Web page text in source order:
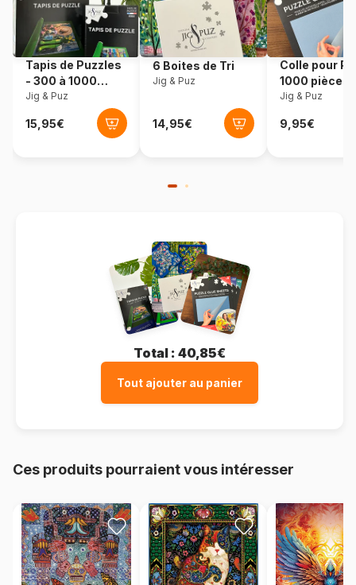
Nombre de pièces 1000 pièces
Dimensions 68 x 48 cm
Tapis de Puzzles
- 300 à 1000
pièces
Jig & Puz
6 Boites de Tri
Jig & Puz
Colle pour
1000 pièces
Jig & Puz
Total : 40,85€
Tout ajouter au panier
Ces produits pourraient vous intéresser